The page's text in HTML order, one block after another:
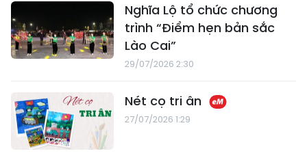
Nghĩa Lộ tổ chức chương
trình “Điểm hẹn bản sắc
Lào Cai”
29/07/2026 2:30
Nét cọ tri ân
27/07/2026 1:29